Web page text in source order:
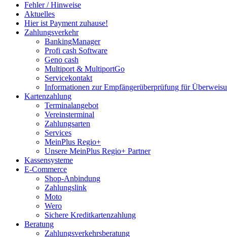
Fehler / Hinweise
Aktuelles
Hier ist Payment zuhause!
Zahlungsverkehr
BankingManager
Profi cash Software
Geno cash
Multiport & MultiportGo
Servicekontakt
Informationen zur Empfängerüberprüfung für
Kartenzahlung
Terminalangebot
Vereinsterminal
Zahlungsarten
Services
MeinPlus Regio+
Unsere MeinPlus Regio+ Partner
Kassensysteme
E-Commerce
Shop-Anbindung
Zahlungslink
Moto
Wero
Sichere Kreditkartenzahlung
Beratung
Zahlungsverkehrsberatung